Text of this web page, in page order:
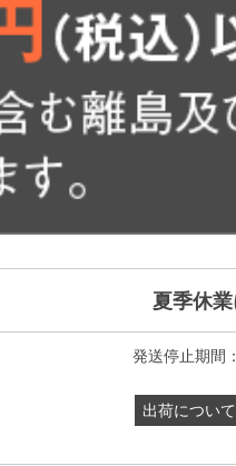
夏季休
発送停止期間
出荷につい